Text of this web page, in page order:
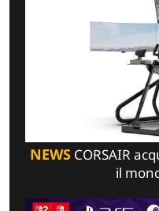
NEWSCORSAIR
il